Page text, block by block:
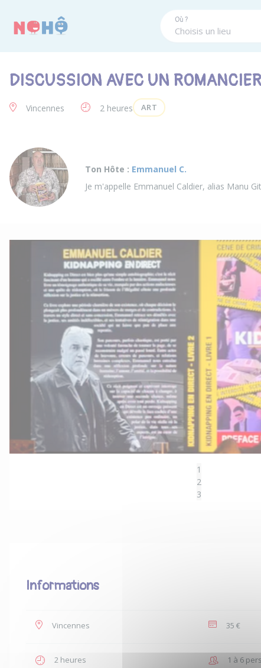
Où ?
DISCUSSION AVEC UN
Vincennes 2 heures ART
Ton Hôte : Emmanuel C.
Je m'appelle Emmanuel Caldier, alias Manu
1
2
3
Informations
Vincennes 35 €
2 heures 1 à 6